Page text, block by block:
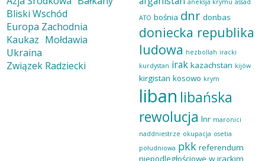
Bliski Wschód
Europa Zachodnia
Kaukaz Mołdawia
Ukraina
Związek Radziecki
aneksja krymu assad
ATO bośnia dnr donbas
doniecka republika
ludowa hezbollah iracki
kurdystan irak kazachstan kijów
kirgistan kosowo krym
liban libańska
rewolucja lnr maronici
naddniestrze okupacja osetia
południowa pkk referendum
niepodległościowe w irackim